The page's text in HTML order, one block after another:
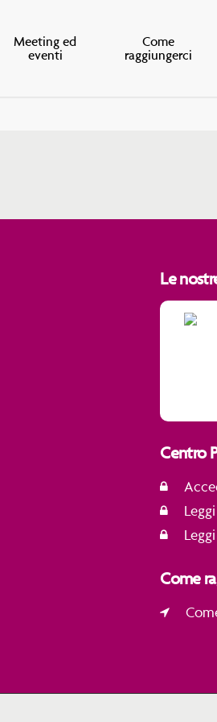
Meeting ed
eventi
Come
raggiungerci
Le
Centro
Come